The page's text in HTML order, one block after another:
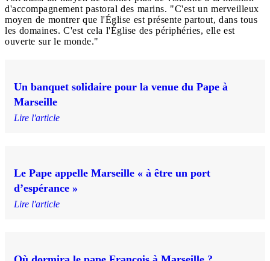
d'accompagnement pastoral des marins. "C'est un merveilleux
moyen de montrer que l'Église est présente partout, dans tous
les domaines. C'est cela l'Église des périphéries, elle est
ouverte sur le monde."
Un banquet solidaire pour la venue du Pape à
Marseille
Lire l'article
Le Pape appelle Marseille « à être un port
d’espérance »
Lire l'article